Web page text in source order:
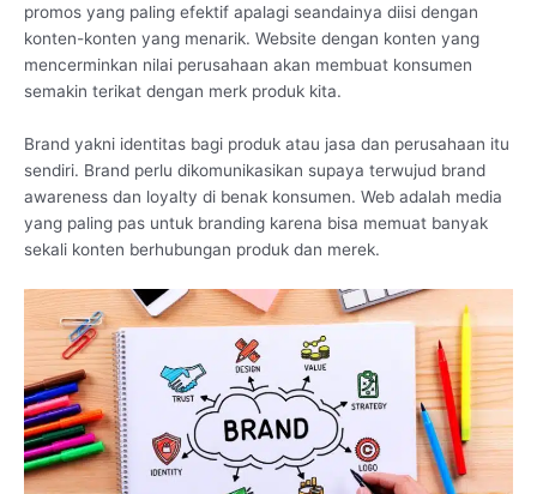
promos yang paling efektif apalagi seandainya diisi dengan
konten-konten yang menarik. Website dengan konten yang
mencerminkan nilai perusahaan akan membuat konsumen
semakin terikat dengan merk produk kita.
Brand yakni identitas bagi produk atau jasa dan perusahaan itu
sendiri. Brand perlu dikomunikasikan supaya terwujud brand
awareness dan loyalty di benak konsumen. Web adalah media
yang paling pas untuk branding karena bisa memuat banyak
sekali konten berhubungan produk dan merek.